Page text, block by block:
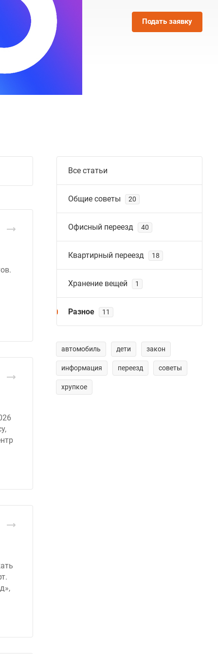
Подать заявку
Все статьи
Общие советы 20
Офисный переезд 40
Квартирный переезд 18
Хранение вещей 1
Разное 11
автомобиль дети закон
информация переезд советы
хрупкое